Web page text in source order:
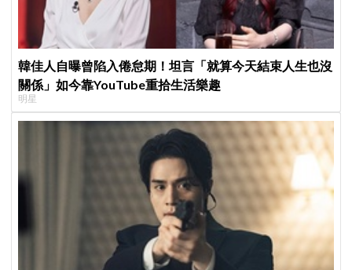
韓佳人自曝曾陷入倦怠期！坦言「就算今天結束人生也沒
關係」如今靠YouTube重拾生活樂趣
明星